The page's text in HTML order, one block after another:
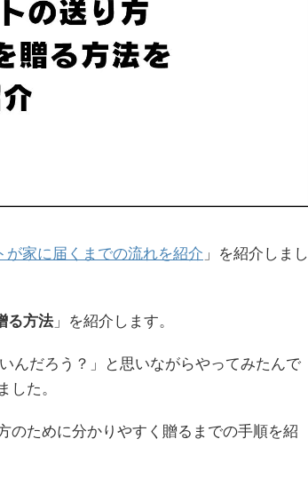
家に届くまでの流れを紹介 」を紹介しまし
る方法 」を紹介します。
んだろう？」と思いながらやってみたんで
した。
のために分かりやすく贈るまでの手順を紹